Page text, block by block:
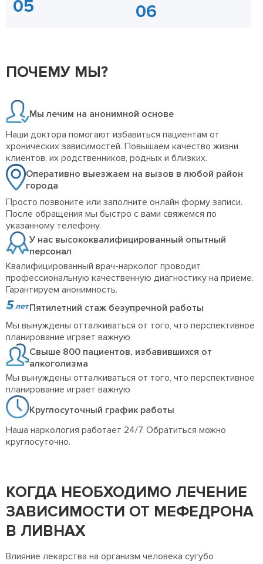
ПОЧЕМУ МЫ?
Мы лечим на анонимной основе
Наши доктора помогают избавиться пациентам от
хронических зависимостей. Повышаем качество жизни
клиентов, их родственников, родных и близких.
Оперативно выезжаем на вызов в любой район
города
Просто позвоните или заполните онлайн форму записи.
После обращения мы быстро с вами свяжемся по
указанному телефону.
У нас высококвалифицированный опытный
персонал
Квалифицированный врач-нарколог проводит
профессиональную качественную диагностику на приеме.
Гарантируем анонимность.
Пятилетний стаж безупречной работы
Мы вынуждены отталкиваться от того, что перспективное
планирование играет важную
Свыше 800 пациентов, избавившихся от
алкоголизма
Мы вынуждены отталкиваться от того, что перспективное
планирование играет важную
Круглосуточный график работы
Наша наркология работает 24/7. Обратиться можно
круглосуточно.
КОГДА НЕОБХОДИМО ЛЕЧЕНИЕ
ЗАВИСИМОСТИ ОТ МЕФЕДРОНА
В ЛИВНАХ
Влияние лекарства на организм человека сугубо